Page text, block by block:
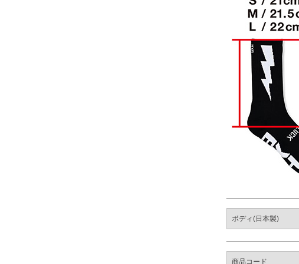
ボディ(日本製)
商品コード